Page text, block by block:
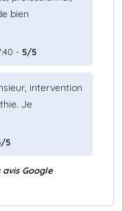
bien
- 5/5
intervention
Je
5
avis Google